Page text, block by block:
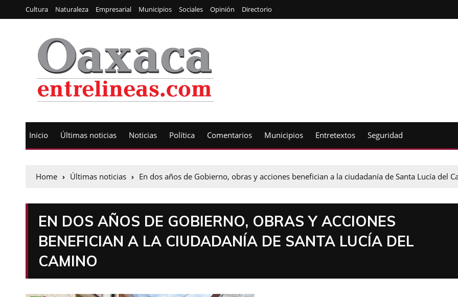
Cultura Naturaleza Empresarial Municipios Sociales Opinión Directorio
Inicio Últimas noticias Noticias Política Comentarios Municipios Entretextos Seguridad
Home Últimas noticias En dos años de Gobierno, obras y acciones benefician a la ciudadanía de Santa Lucía del
EN DOS AÑOS DE GOBIERNO, OBRAS Y ACCIONES
BENEFICIAN A LA CIUDADANÍA DE SANTA LUCÍA DEL
CAMINO